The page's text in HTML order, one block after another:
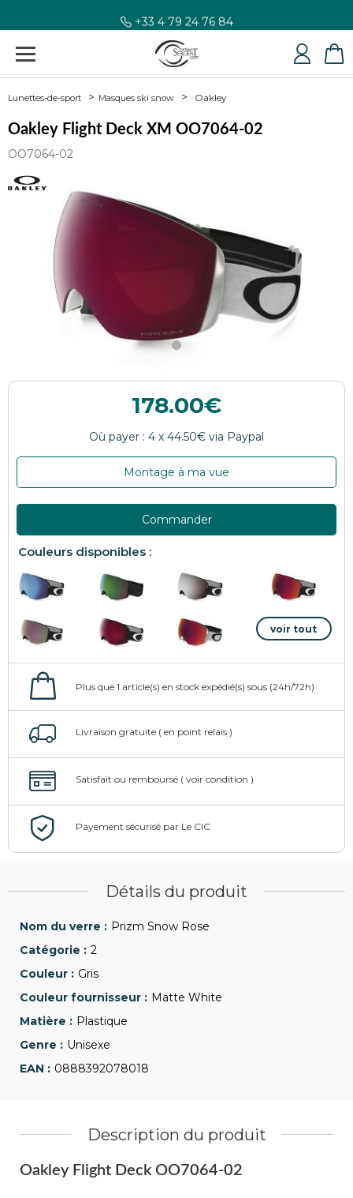
+33 4 79 24 76 84
Lunettes-de-sport Masques ski snow Oakley
Oakley Flight Deck XM OO7064-02
OO7064-02
178.00
Montage à ma vue
Commander
Détails du produit
Prizm Snow Rose
2
Gris
Matte White
Plastique
Unisexe
0888392078018
Description du produit
Oakley Flight Deck OO7064-02